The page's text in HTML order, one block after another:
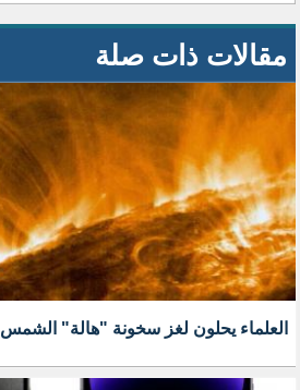
مقالات ذات صلة
العلماء يحلون لغز سخونة "هالة" الشمس